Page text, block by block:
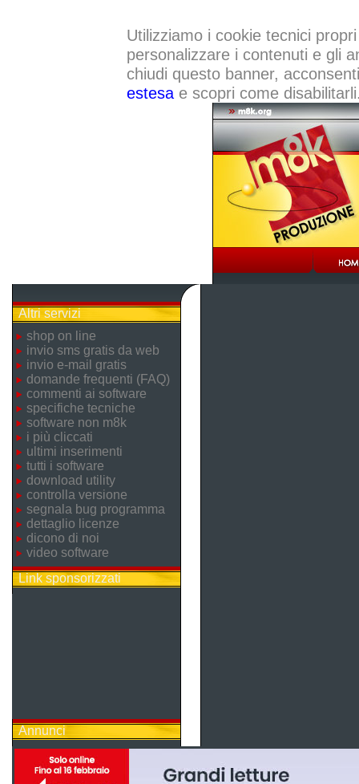
Utilizziamo i cookie tecnici
personalizzare i contenuti e gli
chiudi questo banner,
estesae scopri come
Altri servizi
shop on line
invio sms gratis da web
invio e-mail gratis
domande frequenti (FAQ)
commenti ai software
specifiche tecniche
software non m8k
i più cliccati
ultimi inserimenti
tutti i software
download utility
controlla versione
segnala bug programma
dettaglio licenze
dicono di noi
video software
Link sponsorizzati
Annunci